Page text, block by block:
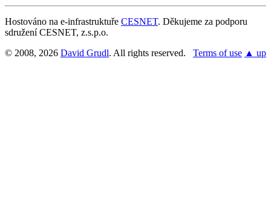
Hostováno na e-infrastruktuře CESNET. Děkujeme za podporu
sdružení CESNET, z.s.p.o.
© 2008, 2026 David Grudl. All rights reserved. Terms of use ▲ up